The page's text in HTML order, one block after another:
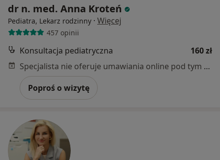
dr n. med. Anna Kroteń
Pediatra, Lekarz rodzinny · Więcej
457 opinii
Konsultacja pediatryczna
160 zł
Specjalista nie oferuje umawiania online pod tym adresem.
Poproś o wizytę